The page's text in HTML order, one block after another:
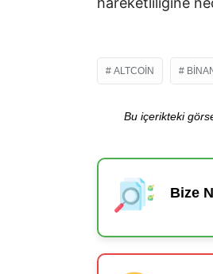
ALTCOIN
Bu içerikteki
Bize